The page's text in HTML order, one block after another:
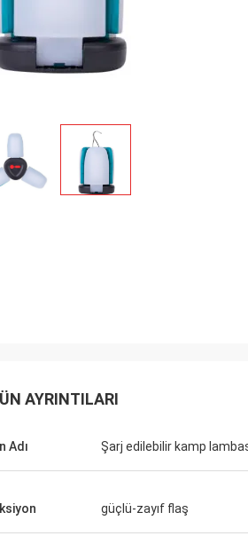
Findy Kapıları
AYRINTILARI
Adı Şarj edilebilir kamp
güçlü-zayıf flaş